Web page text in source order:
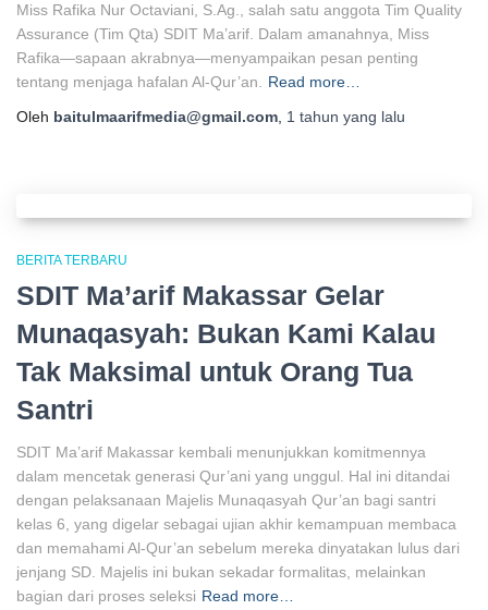
Miss Rafika Nur Octaviani, S.Ag., salah satu anggota Tim Quality
Assurance (Tim Qta) SDIT Ma’arif. Dalam amanahnya, Miss
Rafika—sapaan akrabnya—menyampaikan pesan penting
tentang menjaga hafalan Al-Qur’an. Read more…
Oleh baitulmaarifmedia@gmail.com, 1 tahun yang lalu
BERITA TERBARU
SDIT Ma’arif Makassar Gelar
Munaqasyah: Bukan Kami Kalau
Tak Maksimal untuk Orang Tua
Santri
SDIT Ma’arif Makassar kembali menunjukkan komitmennya
dalam mencetak generasi Qur’ani yang unggul. Hal ini ditandai
dengan pelaksanaan Majelis Munaqasyah Qur’an bagi santri
kelas 6, yang digelar sebagai ujian akhir kemampuan membaca
dan memahami Al-Qur’an sebelum mereka dinyatakan lulus dari
jenjang SD. Majelis ini bukan sekadar formalitas, melainkan
bagian dari proses seleksi Read more…